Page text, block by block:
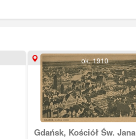
ok. 1910
Gdańsk, Kościół Św. Jana